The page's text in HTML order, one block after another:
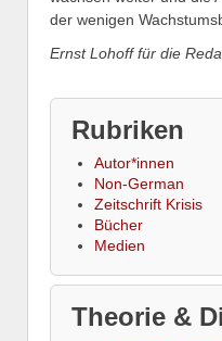
der wenigen
Ernst Lohoff für die
Rubriken
Autor*innen
Non-German
Zeitschrift Krisis
Bücher
Medien
Theorie &